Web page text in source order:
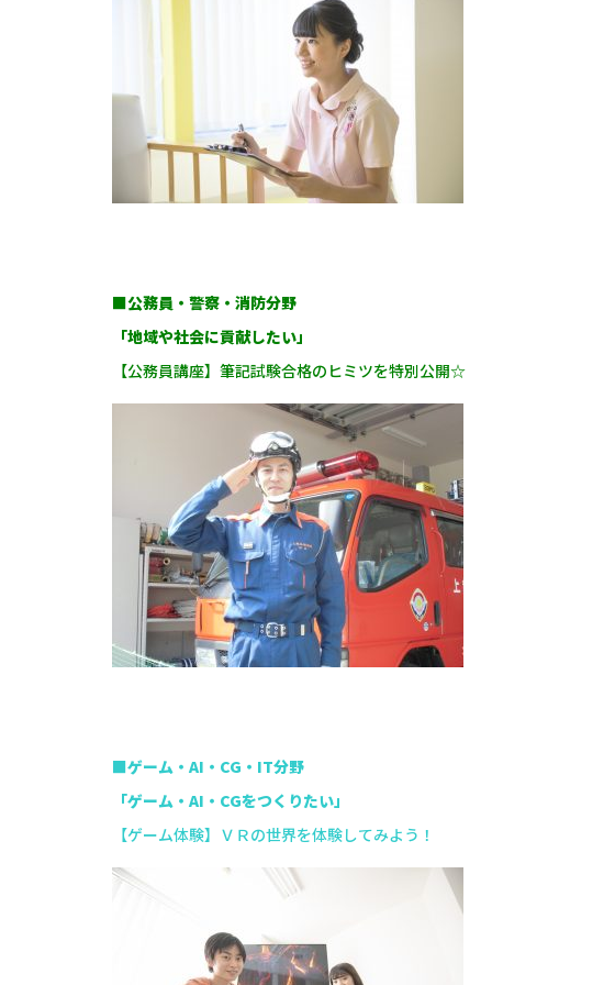
■公務員・警察・消防分野
「地域や社会に貢献したい」
【公務員講座】筆記試験合格のヒミツを特別公開☆
■ゲーム・AI・CG・IT分野
「ゲーム・AI・CGをつくりたい」
【ゲーム体験】ＶＲの世界を体験してみよう！